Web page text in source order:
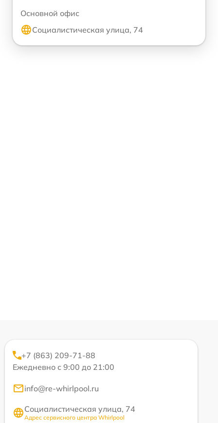
Основной офис
Социалистическая улица, 74
+7 (863) 209-71-88
Ежедневно с 9:00 до 21:00
info@re-whirlpool.ru
Социалистическая улица, 74
Адрес сервисного центра Whirlpool